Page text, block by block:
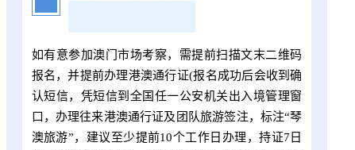
如有意参加澳门市场考察，需提前扫描文末二维码
报名，并提前办理港澳通行证(报名成功后会收到确
认短信，凭短信到全国任一公安机关出入境管理窗
口，办理往来港澳通行证及团队旅游签注，标注“琴
澳旅游”，建议至少提前10个工作日办理，持证7日